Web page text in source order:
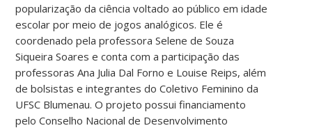
popularização da ciência voltado ao público em idade
escolar por meio de jogos analógicos. Ele é
coordenado pela professora Selene de Souza
Siqueira Soares e conta com a participação das
professoras Ana Julia Dal Forno e Louise Reips, além
de bolsistas e integrantes do Coletivo Feminino da
UFSC Blumenau. O projeto possui financiamento
pelo Conselho Nacional de Desenvolvimento